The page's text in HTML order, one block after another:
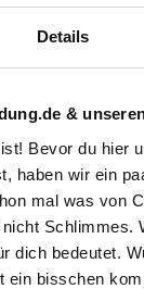
Details
&
Bevor du hier
haben wir ein
mal was von
Schlimmes.
dich bedeutet.
ein bisschen